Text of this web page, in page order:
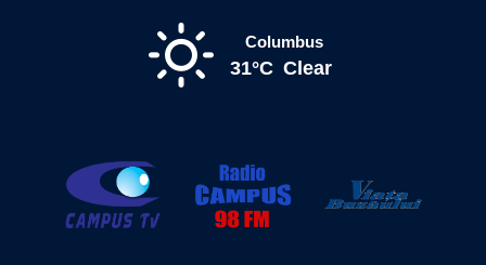
Columbus
31°C Clear